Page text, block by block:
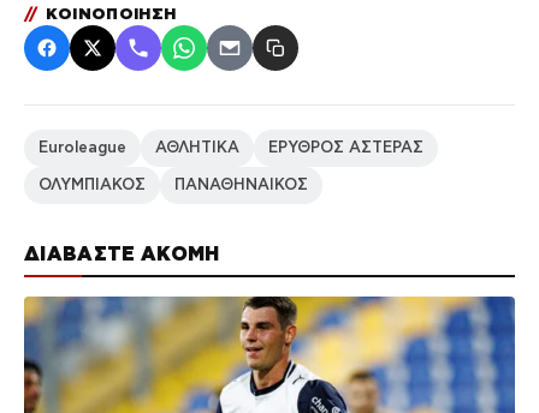
ΔΙΑΒΑΣΤΕ ΑΚΟΜΗ
// ΚΟΙΝΟΠΟΙΗΣΗ
Euroleague ΑΘΛΗΤΙΚΑ ΕΡΥΘΡΟΣ ΑΣΤΕΡΑΣ
ΟΛΥΜΠΙΑΚΟΣ ΠΑΝΑΘΗΝΑΙΚΟΣ